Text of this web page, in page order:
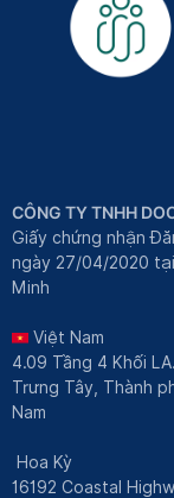
CÔNG TY TNHH
Giấy chứng nhận
ngày 27/04/2020
Minh
Việt Nam
4.09 Tầng 4 Khối
Trưng Tây, Thành
Nam
Hoa Kỳ
16192 Coastal